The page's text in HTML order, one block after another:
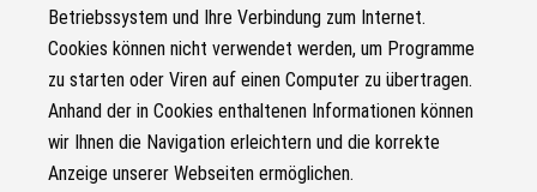
Betriebssystem und Ihre Verbindung zum Internet.
Cookies können nicht verwendet werden, um Programme
zu starten oder Viren auf einen Computer zu übertragen.
Anhand der in Cookies enthaltenen Informationen können
wir Ihnen die Navigation erleichtern und die korrekte
Anzeige unserer Webseiten ermöglichen.